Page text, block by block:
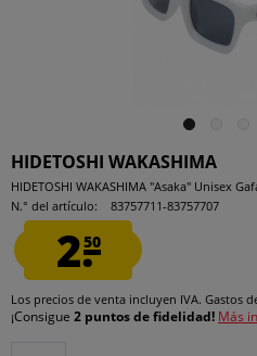
HIDETOSHI WAKASHIMA
HIDETOSHI WAKASHIMA "Asaka" Unisex
N.° del artículo:
83757711-83757707
2.50
Los precios de venta incluyen IVA. Gastos
¡Consigue 2 puntos de fidelidad! Más